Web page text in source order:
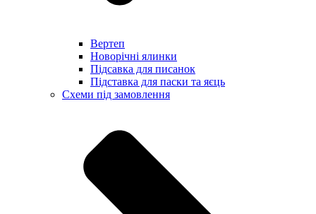
Вертеп
Новорічні ялинки
Підсавка для писанок
Підставка для паски та яєць
Схеми під замовлення